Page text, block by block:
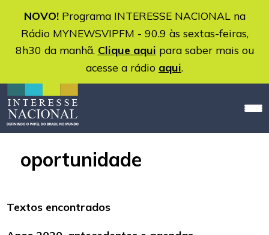
NOVO!Programa INTERESSE NACIONAL na
Rádio MYNEWSVIPFM - 90.9 às sextas-feiras,
8h30 da manhã. Clique aqui para saber mais ou
acesse a rádio aqui.
oportunidade
Textos encontrados